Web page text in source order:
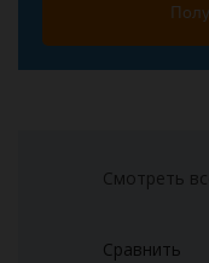
Смотреть
Сравнить